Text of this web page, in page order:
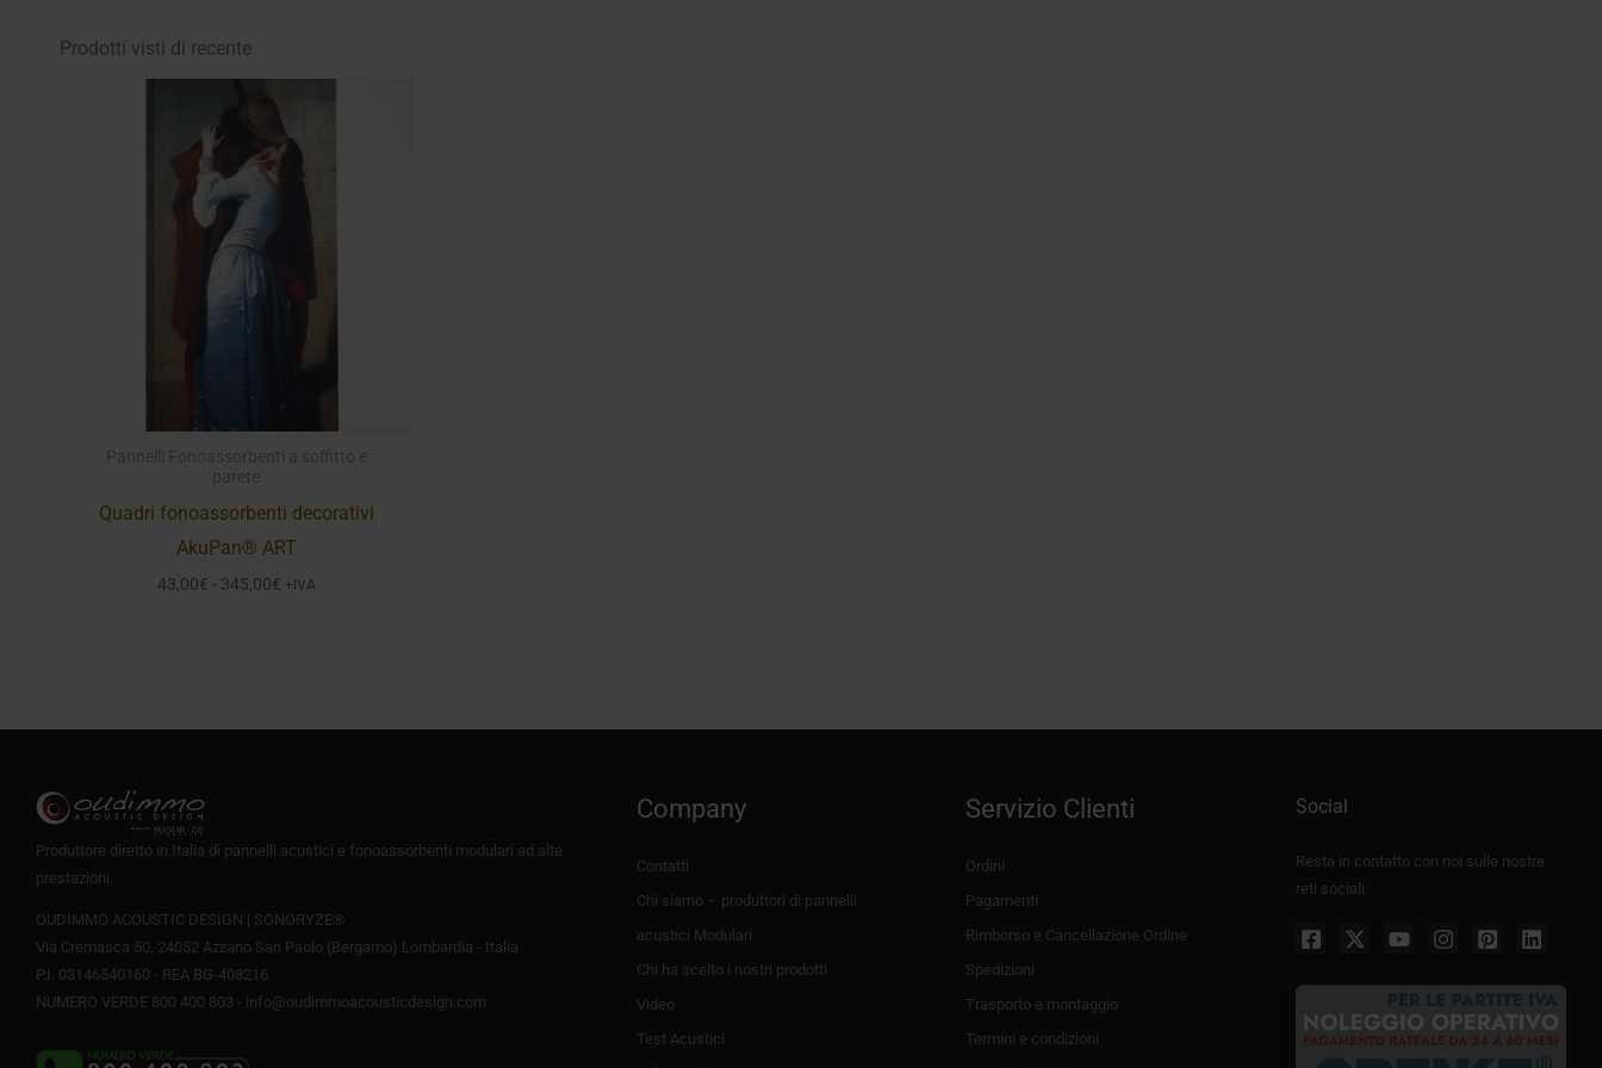
Prodotti visti di recente
Quadri fonoassorbenti decorativi
AkuPan® ART
43,00€ - 345,00€Fascia
+IVA
Produttore diretto in Italia di pannelli acustici e fonoassorbenti modulari ad alte
prestazioni.
OUDIMMO ACOUSTIC DESIGN | SONORYZE®
Via Cremasca 50, 24052 Azzano San Paolo (Bergamo) Lombardia - Italia
P.I. 03146540160 - REA BG-408216
NUMERO VERDE 800 400 803 - info@oudimmoacousticdesign.com
Company
Contatti
Chi siamo – produttori di pannelli
acustici Modulari
Chi ha scelto i nostri prodotti
Video
Test Acustici
Servizio Clienti
Ordini
Pagamenti
Rimborso e Cancellazione Ordine
Spedizioni
Trasporto e montaggio
Termini e condizioni
Social
Resta in contatto con noi sulle nostre
reti sociali.